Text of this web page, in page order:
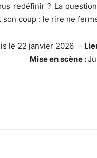
redéfinir ? La
son coup : le rire ne
le 22 janvier 2026 –
Mise en scène :